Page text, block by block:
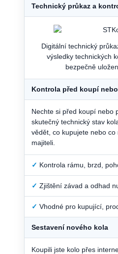
Technický průkaz a
Digitální technický
výsledky technických
bezpečně
Kontrola před koupí
Nechte si před koupí nebo
skutečný technický stav
vědět, co kupujete nebo
majiteli.
✓ Kontrola rámu, brzd,
✓ Zjištění závad a odhad
✓ Vhodné pro kupující,
Sestavení nového kola
Koupili jste kolo přes